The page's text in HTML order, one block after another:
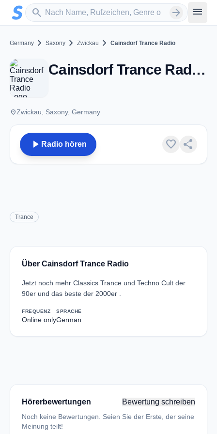
Zum Hauptinhalt springen
search
Sender suchen arrow_forward menu
Germany chevron_right Saxony chevron_right Zwickau chevron_right Cainsdorf Trance Radio
Cainsdorf Trance Radio - Zwickau
placeZwickau, Saxony, Germany
play_arrow Radio hören favorite share
Trance
Über Cainsdorf Trance Radio
Jetzt noch mehr Classics Trance und Techno Cult der
90er und das beste der 2000er .
FREQUENZ
Online only
SPRACHE
German
Hörerbewertungen Bewertung schreiben
Noch keine Bewertungen. Seien Sie der Erste, der seine
Meinung teilt!